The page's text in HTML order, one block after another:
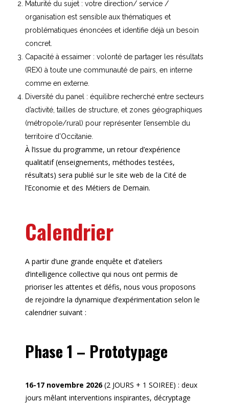
Maturité du sujet : votre direction/ service /
organisation est sensible aux thématiques et
problématiques énoncées et identifie déjà un besoin
concret.
Capacité à essaimer : volonté de partager les résultats
(REX) à toute une communauté de pairs, en interne
comme en externe.
Diversité du panel : équilibre recherché entre secteurs
d’activité, tailles de structure, et zones géographiques
(métropole/rural) pour représenter l’ensemble du
territoire d’Occitanie.
À l’issue du programme, un retour d’expérience
qualitatif (enseignements, méthodes testées,
résultats) sera publié sur le site web de la Cité de
l’Economie et des Métiers de Demain.
Calendrier
A partir d’une grande enquête et d’ateliers
d’intelligence collective qui nous ont permis de
prioriser les attentes et défis, nous vous proposons
de rejoindre la dynamique d’expérimentation selon le
calendrier suivant :
Phase 1 – Prototypage
16-17 novembre 2026(2 JOURS + 1 SOIREE) : deux
jours mêlant interventions inspirantes, décryptage